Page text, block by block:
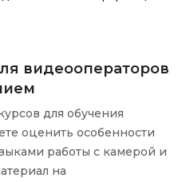
видеооператоров
для обучения
оценить особенности
работы с камерой и
на